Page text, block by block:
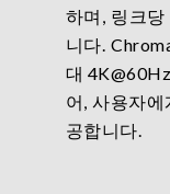
하며, 링크
니다.
대
어, 사용자
공합니다.